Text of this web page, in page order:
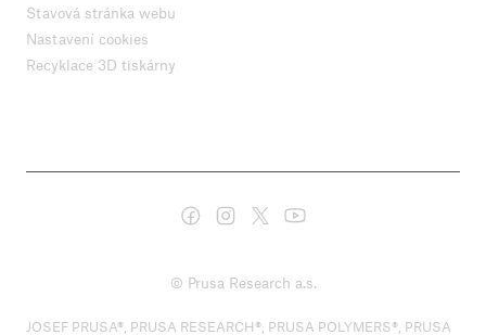
Stavová stránka webu
Nastavení cookies
Recyklace 3D tiskárny
© Prusa Research a.s.
JOSEF PRUSA®, PRUSA RESEARCH®, PRUSA POLYMERS®, PRUSA